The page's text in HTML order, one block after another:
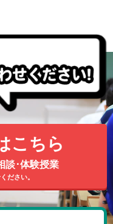
こちら
談･体験授業
ださい。